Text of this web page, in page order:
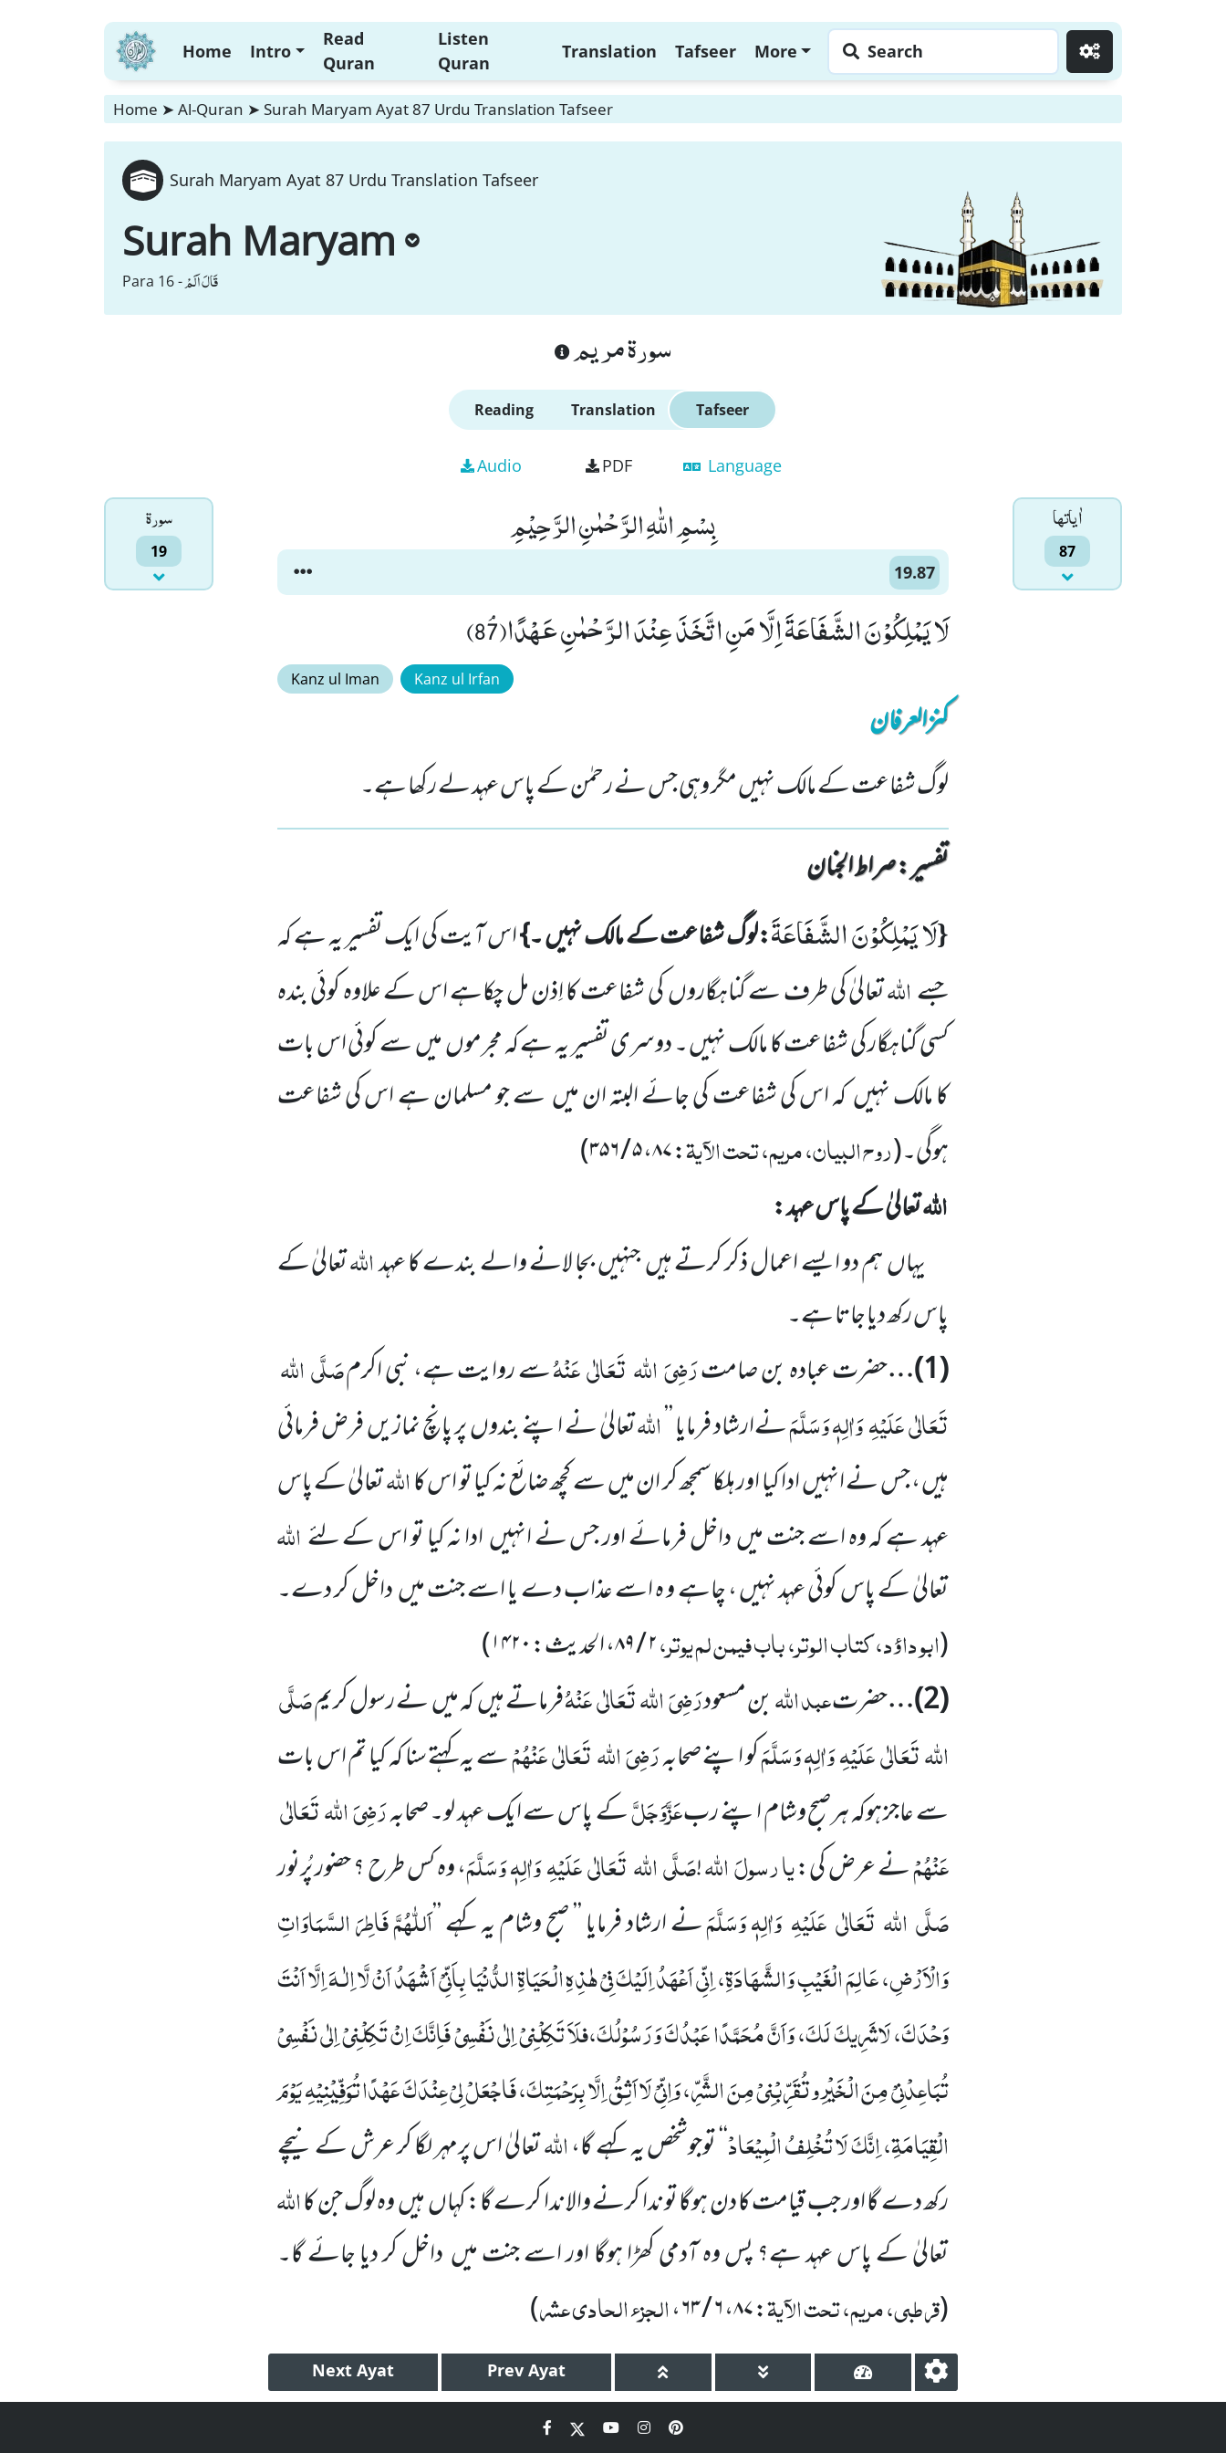
Home Intro
Read
Quran
Listen
Quran
Translation Tafseer More Search
Home ➤ Al-Quran ➤ Surah Maryam Ayat 87 Urdu Translation Tafseer
Surah Maryam Ayat 87 Urdu Translation Tafseer
Surah Maryam
Para 16 -قَالَ اَلَمْ
سورة مريم
Reading Translation Tafseer
Audio PDF Language
سورۃ
19
اٰياتها
87
بِسْمِ اللّٰهِ الرَّحْمٰنِ الرَّحِیْمِ
19.87
لَا یَمْلِكُوْنَ الشَّفَاعَةَ اِلَّا مَنِ اتَّخَذَ عِنْدَ الرَّحْمٰنِ عَهْدًاﭥ(87)
Kanz ul Iman Kanz ul Irfan
کنزالعرفان
لوگ شفاعت کے مالک نہیں مگر وہی جس نے رحمٰن کے پاس عہد لے رکھا ہے۔
تفسیر : ‎صراط الجنان
{لَا یَمْلِكُوْنَ الشَّفَاعَةَ:لوگ شفاعت کے مالک نہیں ۔}اس آیت کی ایک تفسیر یہ ہے کہ
جسےاللہتعالیٰ کی طرف سےگناہگاروںکی شفاعت کا اِذن مل چکاہے اس کے علاوہ کوئی بندہ
کسی گناہگار کی شفاعت کا مالک نہیں ۔ دوسری تفسیر یہ ہے کہ مجرموںمیںسے کوئی اس بات
کا مالک نہیںکہ اس کی شفاعت کی جائے البتہ ان میںسے جو مسلمان ہے اس کی شفاعت
ہوگی۔(روح البیان، مریم، تحت الآیۃ:۸۷،۵ / ۳۵۶ )
اللہتعالیٰ کے پاس عہد :
یہاںہم دو ایسے اعمال ذکر کرتے ہیںجنہیںبجا لانے والے بندے کا عہداللہتعالیٰ کے
پاس رکھ دیا جاتا ہے۔
(
1
)…حضرت عبادہ بن صامترَضِیَاللہتَعَالٰیعَنْہُسے روایت ہے، نبی اکرمصَلَّیاللہ
تَعَالٰیعَلَیْہِوَاٰلِہٖ وَسَلَّمَنےارشاد فرمایا’’اللہتعالیٰ نے اپنے بندوںپر پانچ نمازیںفرض فرمائی
ہیں ، جس نے انہیںادا کیا اور ہلکا سمجھ کر ان میںسے کچھ ضائع نہ کیاتو اس کااللہتعالیٰ کے پاس
عہد ہے کہ وہ اسے جنت میںداخل فرمائے اور جس نے انہیںادا نہ کیا تو اس کے لئےاللہ
تعالیٰکے پاس کوئی عہد نہیں ، چاہے و ہ اسے عذاب دے یا اسے جنت میںداخل کر دے۔
(ابو داؤد، کتاب الوتر، باب فیمن لم یوتر،۲ / ۸۹ ، الحدیث:۱۴۲۰)
(
2
)…حضرتعبد اللہبن مسعودرَضِیَاللہتَعَالٰیعَنْہُفرماتے ہیںکہ میںنے رسول کریمصَلَّی
اللہتَعَالٰیعَلَیْہِوَاٰلِہٖ وَسَلَّمَکواپنے صحابہرَضِیَاللہتَعَالٰیعَنْہُمْسے یہ کہتے سنا کہ کیا تم اس بات
سے عاجز ہوکہ ہرصبح وشام اپنے ربعَزَّوَجَلَّکے پاس سےایک عہد لو۔ صحابہرَضِیَاللہتَعَالٰی
عَنْہُمْنے عرض کی:یارسولَاللہ!صَلَّیاللہتَعَالٰیعَلَیْہِوَاٰلِہٖ وَسَلَّمَ، وہ کس طرح ؟ حضور پُرنور
صَلَّی اللہتَعَالٰیعَلَیْہِوَاٰلِہٖ وَسَلَّمَنے ارشاد فرمایا ’’ صبح وشام یہ کہے’’اَللّٰہُمَّفَاطِرَالسَّمَاوَاتِ
وَالْاَرْضِ،عَالِمَالْغَیْبِوَالشَّہَادَۃِ،اِنِّی اَعْہَدُ اِلَیْکَ فِیْ ہٰذِہِ الْحَیَاۃِ الدُّنْیَا بِاَنِّیْ اَشْہَدُ اَنْ لَّا اِلٰـہَ اِلَّا اَنْتَ
وَحْدَکَ، لَاشَرِیکَ لَکَ، وَاَنَّ مُحَمَّدًا عَبْدُکَ وَرَسُوْلُکَ،فلَاَ تَکِلْنِیْ اِلٰی نَفْسِیْ فَاِنَّکَ اِنْ تَکِلْنِیْ اِلٰی نَفْسِیْ
تُبَاعِدْنِیْ مِنَ الْخَیْرِ وتُقَرِّبْنِیْ مِنَ الشَّرِّ، وَاِنِّیْ لَا اَثِقُ اِلَّا بِرَحْمَتِکَ، فَاجْعَلْ لِیْ عِنْدَکَ عَہْدًا تُوَفِّیْنِیْہِ یَوْمَ
الْقِیَامَۃِ، اِنَّکَ لَا تُخْلِفُ الْمِیْعَادْ‘‘توجوشخص یہ کہے گا،اللہتعالیٰ اس پرمہر لگا کر عرش کے نیچے
رکھ دے گا اور جب قیامت کا دن ہوگا تو ندا کرنے والا ندا کرے گا: کہاںہیںوہ لوگ جن کااللہ
تعالیٰ کے پاس عہد ہے؟ پس وہ آدمی کھڑا ہوگا اور اسے جنت میںداخل کر دیا جائے گا۔
(قرطبی، مریم، تحت الآیۃ:۸۷،۶ / ۶۳ ،الجزء الحادی عشر)
Next Ayat Prev Ayat